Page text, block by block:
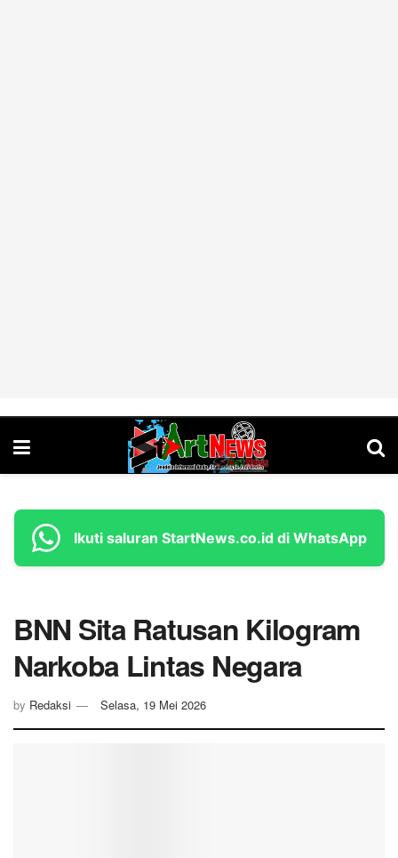
Ikuti saluran StartNews.co.id di WhatsApp
BNN Sita Ratusan Kilogram
Narkoba Lintas Negara
by Redaksi Selasa, 19 Mei 2026